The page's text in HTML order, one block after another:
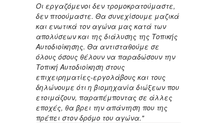
Οι εργαζόμενοι δεν τρομοκρατούμαστε,
δεν πτοούμαστε. Θα συνεχίσουμε μαζικά
και ενωτικά τον αγώνα μας κατά των
απολύσεων και της διάλυσης της Τοπικής
Αυτοδιοίκησης. Θα αντισταθούμε σε
όλους όσους θέλουν να παραδώσουν την
Τοπική Αυτοδιοίκηση στους
επιχειρηματίες-εργολάβους και τους
δηλώνουμε ότι η βιομηχανία διώξεων που
ετοιμάζουν, παραπέμποντας σε άλλες
εποχές, θα βρει την απάντηση που της
πρέπει στον δρόμο του αγώνα."